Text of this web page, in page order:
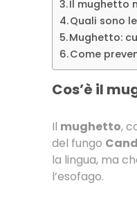
Il mughetto
Quali sono
Mughetto:
Come
Cos’è il
Il mughetto,
del fungo
la lingua, ma
l’esofago.